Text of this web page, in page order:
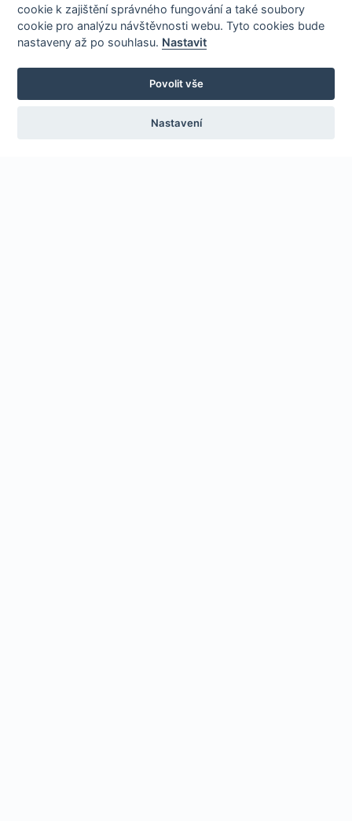
cookie k zajištění správného fungování a také soubory
cookie pro analýzu návštěvnosti webu. Tyto cookies bude
nastaveny až po souhlasu. Nastavit
Povolit vše
Nastavení